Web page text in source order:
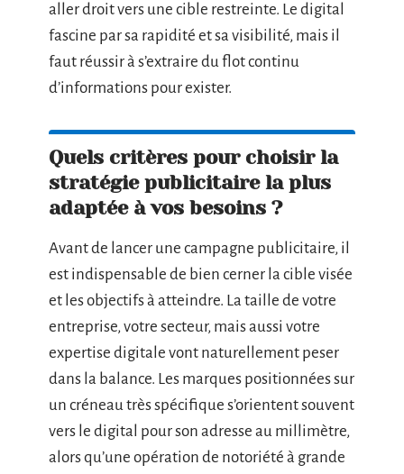
aller droit vers une cible restreinte. Le digital
fascine par sa rapidité et sa visibilité, mais il
faut réussir à s’extraire du flot continu
d’informations pour exister.
Quels critères pour choisir la
stratégie publicitaire la plus
adaptée à vos besoins ?
Avant de lancer une campagne publicitaire, il
est indispensable de bien cerner la cible visée
et les objectifs à atteindre. La taille de votre
entreprise, votre secteur, mais aussi votre
expertise digitale vont naturellement peser
dans la balance. Les marques positionnées sur
un créneau très spécifique s’orientent souvent
vers le digital pour son adresse au millimètre,
alors qu’une opération de notoriété à grande